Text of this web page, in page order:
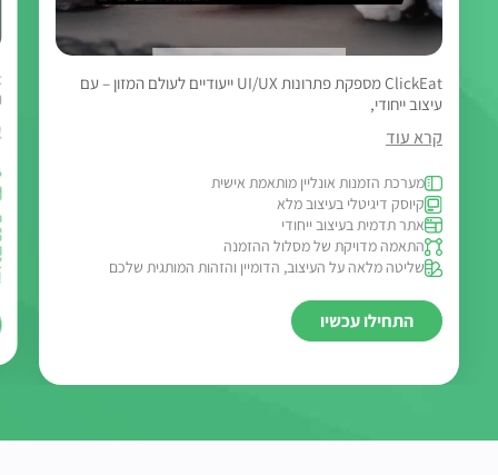
ClickEat מספקת פתרונות UI/UX ייעודיים לעולם המזון – עם
עיצוב ייחודי,
קרא עוד
מערכת הזמנות אונליין מותאמת אישית
קיוסק דיגיטלי בעיצוב מלא
אתר תדמית בעיצוב ייחודי
התאמה מדויקת של מסלול ההזמנה
שליטה מלאה על העיצוב, הדומיין והזהות המותגית שלכם
התחילו עכשיו